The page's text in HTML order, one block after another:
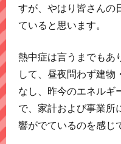
すが、やはり皆さんの
ていると思います。
熱中症は言うまでもあ
して、昼夜問わず建
なし、昨今のエネルギ
で、家計および事業所
響がでているのを感じ